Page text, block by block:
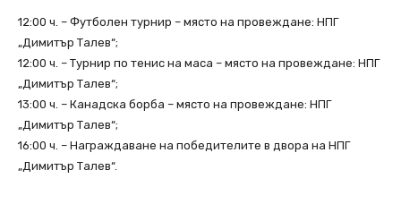
12:00 ч. – Футболен турнир – място на провеждане: НПГ
„Димитър Талев“;
12:00 ч. – Турнир по тенис на маса – място на провеждане: НПГ
„Димитър Талев“;
13:00 ч. – Канадска борба – място на провеждане: НПГ
„Димитър Талев“;
16:00 ч. – Награждаване на победителите в двора на НПГ
„Димитър Талев“.